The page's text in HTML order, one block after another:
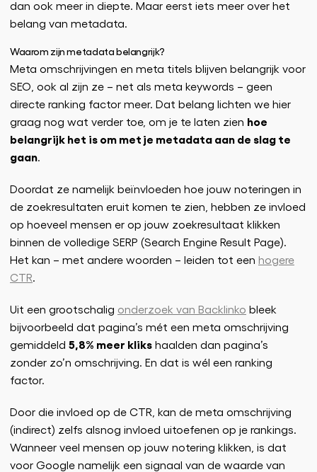
dan ook meer in diepte. Maar eerst iets meer over het
belang van metadata.
Waarom zijn metadata belangrijk?
Meta omschrijvingen en meta titels blijven belangrijk voor
SEO, ook al zijn ze – net als meta keywords – geen
directe ranking factor meer. Dat belang lichten we hier
graag nog wat verder toe, om je te laten zien hoe
belangrijk het is om met je metadata aan de slag te
gaan.
Doordat ze namelijk beïnvloeden hoe jouw noteringen in
de zoekresultaten eruit komen te zien, hebben ze invloed
op hoeveel mensen er op jouw zoekresultaat klikken
binnen de volledige SERP (Search Engine Result Page).
Het kan – met andere woorden – leiden tot een hogere
CTR.
Uit een grootschalig onderzoek van Backlinko bleek
bijvoorbeeld dat pagina’s mét een meta omschrijving
gemiddeld 5,8% meer kliks haalden dan pagina’s
zonder zo’n omschrijving. En dat is wél een ranking
factor.
Door die invloed op de CTR, kan de meta omschrijving
(indirect) zelfs alsnog invloed uitoefenen op je rankings.
Wanneer veel mensen op jouw notering klikken, is dat
voor Google namelijk een signaal van de waarde van